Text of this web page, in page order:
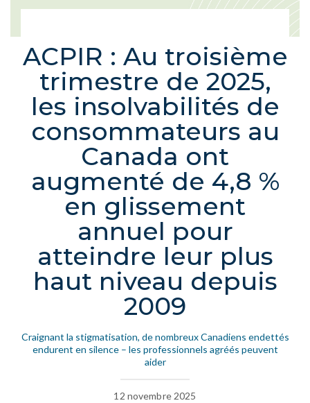
ACPIR : Au troisième
trimestre de 2025,
les insolvabilités de
consommateurs au
Canada ont
augmenté de 4,8 %
en glissement
annuel pour
atteindre leur plus
haut niveau depuis
2009
Craignant la stigmatisation, de nombreux Canadiens endettés
endurent en silence – les professionnels agréés peuvent
aider
12 novembre 2025